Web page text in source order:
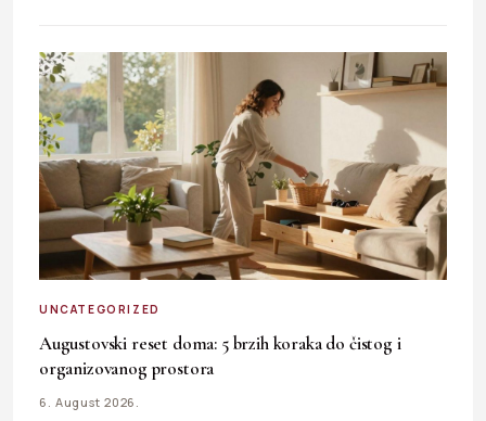
UNCATEGORIZED
Augustovski reset doma: 5 brzih koraka do čistog i
organizovanog prostora
6. August 2026.